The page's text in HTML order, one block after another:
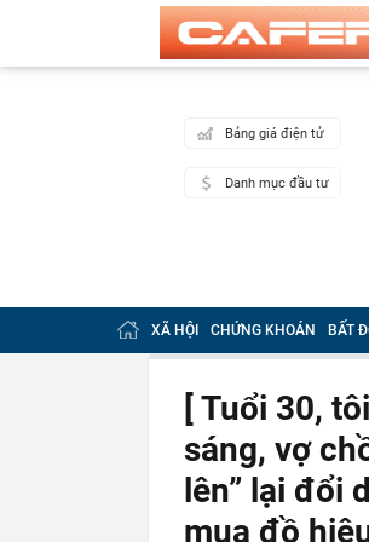
Bảng giá điện tử
Danh mục đầu tư
XÃ HỘI CHỨNG KHOÁN BẤT
[ Tuổi 30,
sáng, vợ
lên” lại đổi
mua đồ